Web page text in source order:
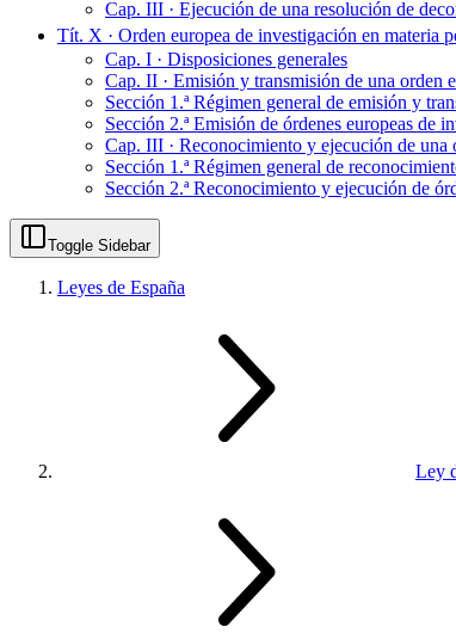
Cap. III · Ejecución de una resolución de
Tít. X · Orden europea de investigación en materia
Cap. I · Disposiciones generales
Cap. II · Emisión y transmisión de una orden
Sección 1.ª Régimen general de emisión y
Sección 2.ª Emisión de órdenes europeas de
Cap. III · Reconocimiento y ejecución de una
Sección 1.ª Régimen general de
Sección 2.ª Reconocimiento y ejecución de
Toggle Sidebar
Leyes de España
Ley